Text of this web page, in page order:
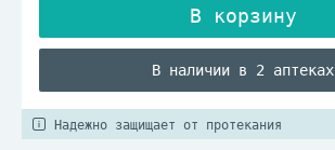
В наличии в 2 аптеках
Надежно защищает от протекания